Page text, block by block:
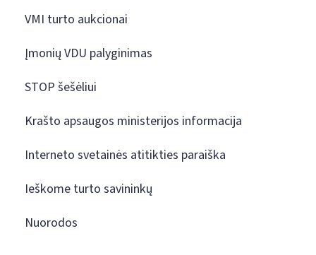
VMI turto aukcionai
Įmonių VDU palyginimas
STOP šešėliui
Krašto apsaugos ministerijos informacija
Interneto svetainės atitikties paraiška
Ieškome turto savininkų
Nuorodos